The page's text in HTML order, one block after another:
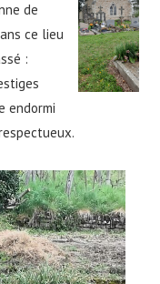
de
ce lieu
:
endormi